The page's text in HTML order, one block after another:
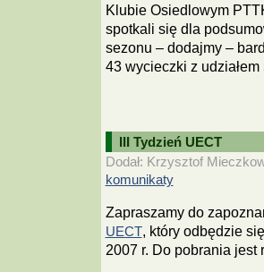
Klubie Osiedlowym
spotkali się dla
sezonu – dodajmy –
43 wycieczki z
III Tydzień UECT
Dodał: Krzysztof
komunikaty
Zapraszamy do
UECT, który odbędzie
2007 r. Do pobrania jest